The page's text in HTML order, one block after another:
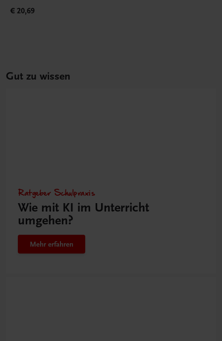
€ 20,69
Gut zu wissen
Ratgeber Schulpraxis
Wie mit KI im Unterricht
umgehen?
Mehr erfahren